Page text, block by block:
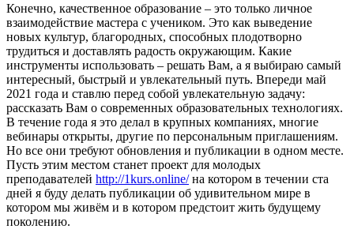
Конечно, качественное образование – это только личное
взаимодействие мастера с учеником. Это как выведение
новых культур, благородных, способных плодотворно
трудиться и доставлять радость окружающим. Какие
инструменты использовать – решать Вам, а я выбираю самый
интересный, быстрый и увлекательный путь. Впереди май
2021 года и ставлю перед собой увлекательную задачу:
рассказать Вам о современных образовательных технологиях.
В течение года я это делал в крупных компаниях, многие
вебинары открыты, другие по персональным приглашениям.
Но все они требуют обновления и публикации в одном месте.
Пусть этим местом станет проект для молодых
преподавателей http://1kurs.online/на котором в течении ста
дней я буду делать публикации об удивительном мире в
котором мы живём и в котором предстоит жить будущему
поколению.